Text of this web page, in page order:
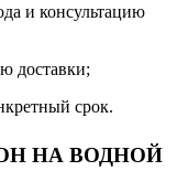
и консультацию
доставки;
срок.
НА ВОДНОЙ